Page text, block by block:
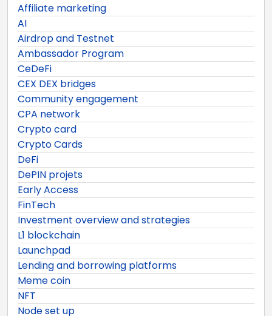
Affiliate marketing
AI
Airdrop and Testnet
Ambassador Program
CeDeFi
CEX DEX bridges
Community engagement
CPA network
Crypto card
Crypto Cards
DeFi
DePIN projets
Early Access
FinTech
Investment overview and strategies
L1 blockchain
Launchpad
Lending and borrowing platforms
Meme coin
NFT
Node set up